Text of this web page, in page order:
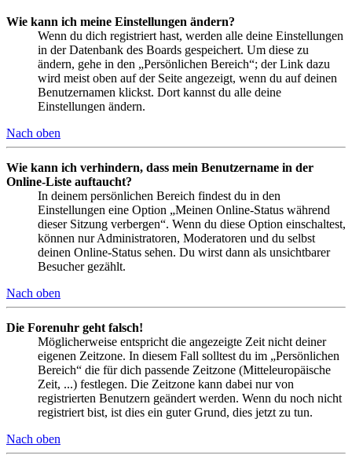
Wie kann ich meine Einstellungen ändern?
Wenn du dich registriert hast, werden alle deine Einstellungen
in der Datenbank des Boards gespeichert. Um diese zu
ändern, gehe in den „Persönlichen Bereich“; der Link dazu
wird meist oben auf der Seite angezeigt, wenn du auf deinen
Benutzernamen klickst. Dort kannst du alle deine
Einstellungen ändern.
Nach oben
Wie kann ich verhindern, dass mein Benutzername in der
Online-Liste auftaucht?
In deinem persönlichen Bereich findest du in den
Einstellungen eine Option „Meinen Online-Status während
dieser Sitzung verbergen“. Wenn du diese Option einschaltest,
können nur Administratoren, Moderatoren und du selbst
deinen Online-Status sehen. Du wirst dann als unsichtbarer
Besucher gezählt.
Nach oben
Die Forenuhr geht falsch!
Möglicherweise entspricht die angezeigte Zeit nicht deiner
eigenen Zeitzone. In diesem Fall solltest du im „Persönlichen
Bereich“ die für dich passende Zeitzone (Mitteleuropäische
Zeit, ...) festlegen. Die Zeitzone kann dabei nur von
registrierten Benutzern geändert werden. Wenn du noch nicht
registriert bist, ist dies ein guter Grund, dies jetzt zu tun.
Nach oben